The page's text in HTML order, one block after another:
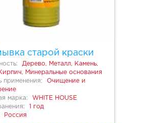
старой краски
Дерево, Металл, Камень,
Минеральные основания
применения:
Очищение и
марка:
WHITE HOUSE
1 год
Россия